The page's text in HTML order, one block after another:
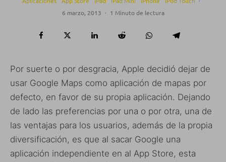
6 marzo, 2013 · 1 Minuto de lectura
Por suerte o por desgracia, Apple decidió dejar de
usar Google Maps como aplicación de mapas por
defecto, en favor de su propia aplicación. Dejando
de lado las preferencias por una o por otra, una de
las ventajas para los usuarios, además de la propia
diversificación, es que al sacar Google una
aplicación independiente en al App Store, esta